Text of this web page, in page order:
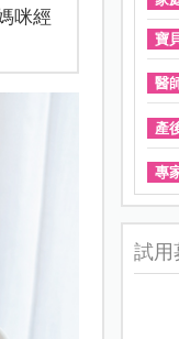
咪經
寶
醫
產
專
試用